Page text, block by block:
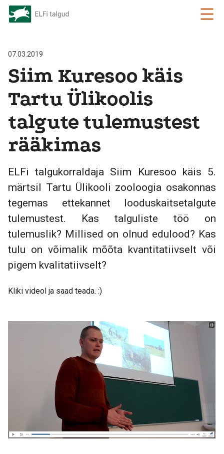
07.03.2019
Siim Kuresoo käis
Tartu Ülikoolis
talgute tulemustest
rääkimas
ELFi talgukorraldaja Siim Kuresoo käis 5.
märtsil Tartu Ülikooli zooloogia osakonnas
tegemas ettekannet looduskaitsetalgute
tulemustest. Kas talguliste töö on
tulemuslik? Millised on olnud edulood? Kas
tulu on võimalik mõõta kvantitatiivselt või
pigem kvalitatiivselt?
Kliki videol ja saad teada. :)